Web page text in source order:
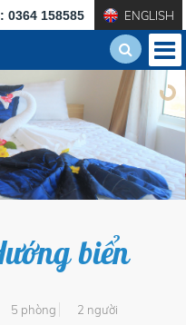
0364 158585 ENGLISH
biển
5 phòng 2 người